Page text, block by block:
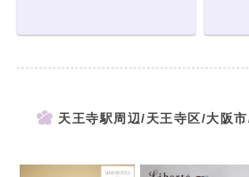
天王寺駅周辺/天王寺区/大阪